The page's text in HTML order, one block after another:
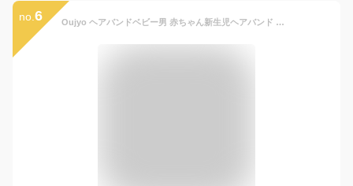
no. 6 Oujyo ヘアバンドベビー男 赤ちゃん新生児ヘアバンド 三つセット 可愛いヘアアクセサリー キッズおしゃれ カチューシャ幼児 リボン綿柔らかい 兎耳 出産お祝い 百日記念撮影髪飾り